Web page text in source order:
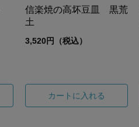
信楽焼の高坏豆皿 黒荒
土
3,520円（税込）
カートに入れる